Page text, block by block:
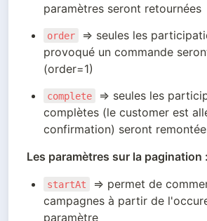
paramètres seront retournées
order
⇒ seules les
provoqué un commande
(order=1)
complete
⇒ seules les
complètes (le customer est
confirmation) seront
Les paramètres sur la pagination :
startAt
⇒ permet de
campagnes à partir de
paramètre